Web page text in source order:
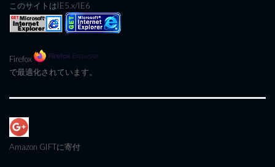
このサイトはIE5.x/IE6
Firefox
で最適化されています。
Amazon GIFTに寄付